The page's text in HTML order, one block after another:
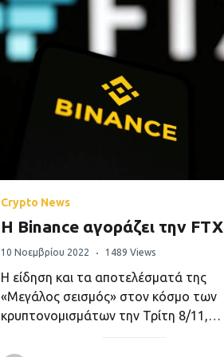
Crypto News
Η Binance αγοράζει την FTX
10 Νοεμβρίου 2022 1489 Views
Η είδηση και τα αποτελέσματά της
«Μεγάλος σεισμός» στον κόσμο των
κρυπτονομισμάτων την Τρίτη 8/11,…